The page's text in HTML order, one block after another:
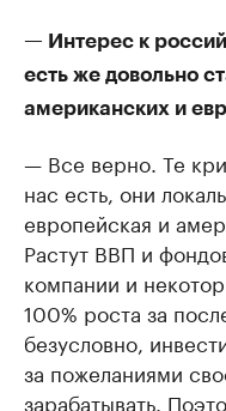
— Интерес к
есть же довольно
американских и
— Все верно. Те
нас есть, они
европейская и
Растут ВВП и
компании и
100% роста за
безусловно,
за пожеланиями
зарабатывать.